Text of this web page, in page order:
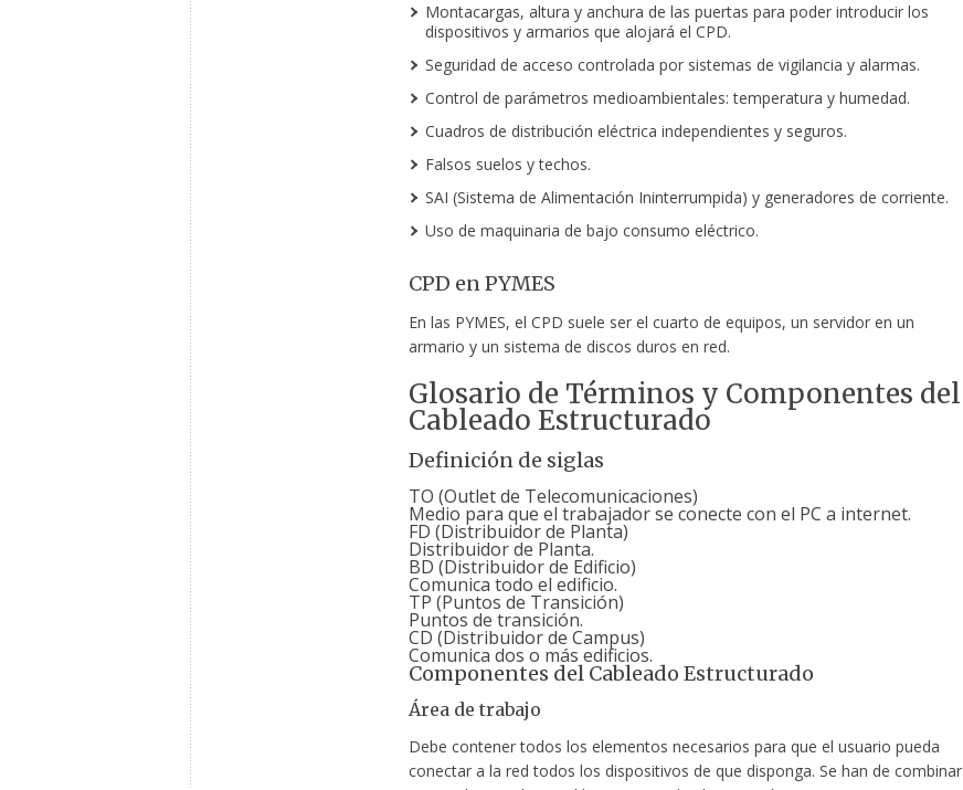
Montacargas, altura y anchura de las puertas para poder introducir los
dispositivos y armarios que alojará el CPD.
Seguridad de acceso controlada por sistemas de vigilancia y alarmas.
Control de parámetros medioambientales: temperatura y humedad.
Cuadros de distribución eléctrica independientes y seguros.
Falsos suelos y techos.
SAI (Sistema de Alimentación Ininterrumpida) y generadores de corriente.
Uso de maquinaria de bajo consumo eléctrico.
CPD en PYMES
En las PYMES, el CPD suele ser el cuarto de equipos, un servidor en un
armario y un sistema de discos duros en red.
Glosario de Términos y Componentes del
Cableado Estructurado
Definición de siglas
TO (Outlet de Telecomunicaciones)
Medio para que el trabajador se conecte con el PC a internet.
FD (Distribuidor de Planta)
Distribuidor de Planta.
BD (Distribuidor de Edificio)
Comunica todo el edificio.
TP (Puntos de Transición)
Puntos de transición.
CD (Distribuidor de Campus)
Comunica dos o más edificios.
Componentes del Cableado Estructurado
Área de trabajo
Debe contener todos los elementos necesarios para que el usuario pueda
conectar a la red todos los dispositivos de que disponga. Se han de combinar